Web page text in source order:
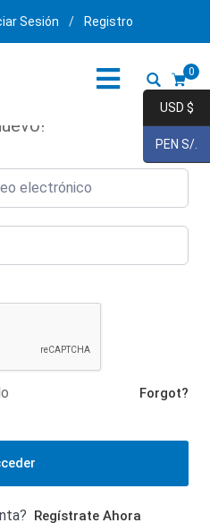
Sesión / Registro
0
Forgot?
Regístrate Ahora
USD $
PEN S/.